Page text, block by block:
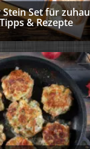
Set für
& Rezepte